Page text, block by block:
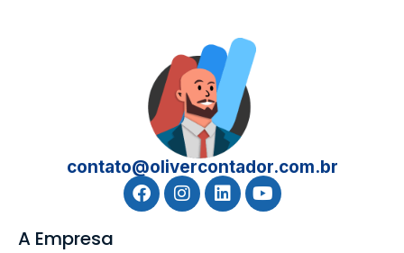
contato@olivercontador.com.br
A Empresa